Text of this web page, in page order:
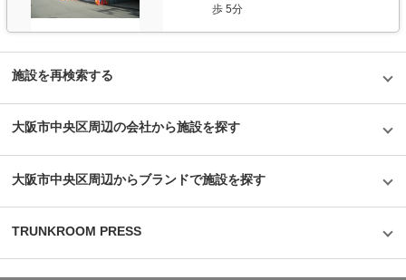
歩 5分
施設を再検索する
大阪市中央区周辺の会社から施設を探す
大阪市中央区周辺からブランドで施設を探す
TRUNKROOM PRESS